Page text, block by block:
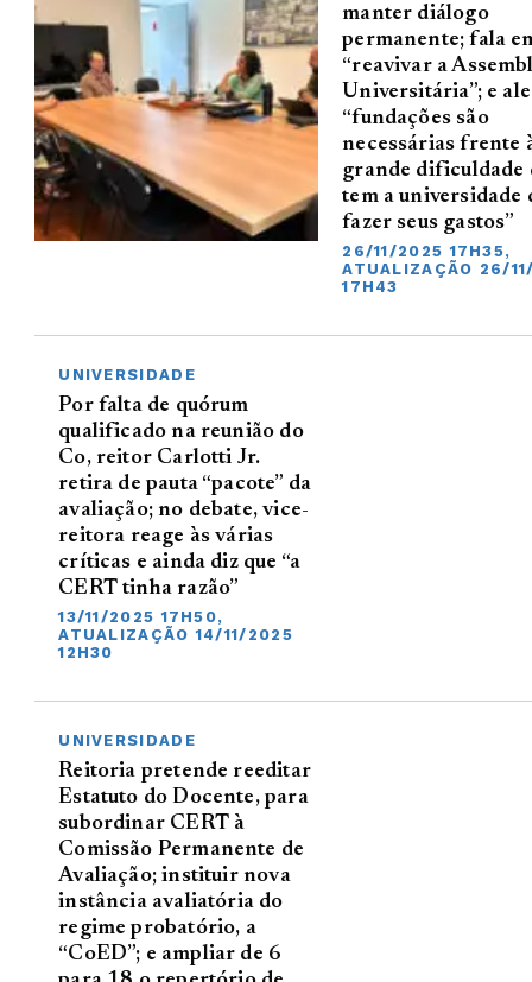
manter diálogo
permanente; fala
“reavivar a
Universitária”; e
“fundações são
necessárias frente
grande dificuldade
tem a universidade
fazer seus gastos”
26/11/2025 17H35,
ATUALIZAÇÃO 26/
17H43
UNIVERSIDADE
Por falta de quórum
qualificado na reunião do
Co, reitor Carlotti Jr.
retira de pauta “pacote” da
avaliação; no debate, vice-
reitora reage às várias
críticas e ainda diz que “a
CERT tinha razão”
13/11/2025 17H50,
ATUALIZAÇÃO 14/11/2025
12H30
UNIVERSIDADE
Reitoria pretende reeditar
Estatuto do Docente, para
subordinar CERT à
Comissão Permanente de
Avaliação; instituir nova
instância avaliatória do
regime probatório, a
“CoED”; e ampliar de 6